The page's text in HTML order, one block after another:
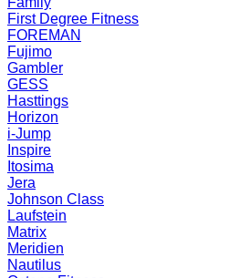
First Degree Fitness
FOREMAN
Fujimo
Gambler
GESS
Hasttings
Horizon
i-Jump
Inspire
Itosima
Jera
Johnson Class
Laufstein
Matrix
Meridien
Nautilus